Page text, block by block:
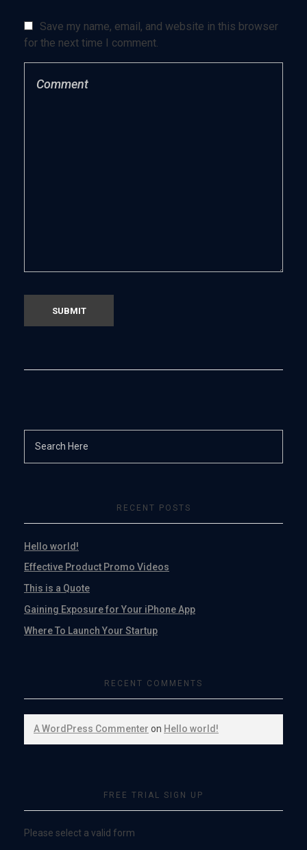
Save my name, email, and website in this browser
for the next time I comment.
RECENT POSTS
Hello world!
Effective Product Promo Videos
This is a Quote
Gaining Exposure for Your iPhone App
Where To Launch Your Startup
RECENT COMMENTS
A WordPress Commenter on Hello world!
FREE TRIAL SIGN UP
Please select a valid form